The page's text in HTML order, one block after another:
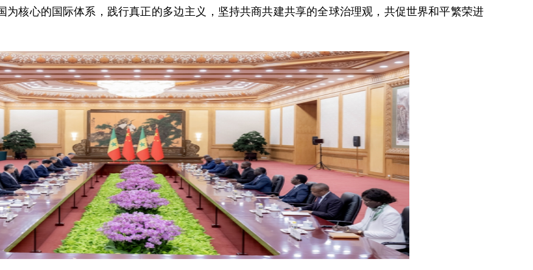
核心的国际体系，践行真正的多边主义，坚持共商共建共享的全球治理观，共促世界和平繁荣进